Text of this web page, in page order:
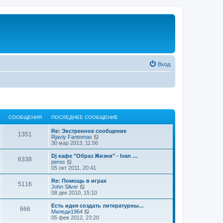
Вход
СООБЩЕНИЯ ПОСЛЕДНЕЕ СООБЩЕНИЕ
1351
Re: Экстренное сообщение
Rjaviy Fantomas
р
е
п
е
30 мар 2013, 11:56
6338
Dj кафе "Образ Жизни" - Ivan …
perec
е
р
е
й
т
п
о
с
05 окт 2011, 20:41
5116
Re: Помощь в играх
John Silver
е
р
е
й
т
08 дек 2010, 15:10
666
Есть идея создать литературны…
Миледи1964
е
05 фев 2012, 23:20